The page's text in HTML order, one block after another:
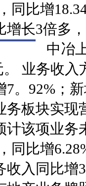
同比增
增长3倍多
中冶
。 业务收
7。92%；
务板块实现
计该项业
同比增
收入同比增